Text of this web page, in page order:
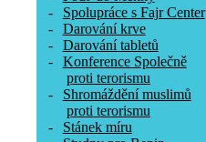
-
Spolupráce s Fajr Center
-
Darování krve
-
Darování tabletů
-
Konference Společně
proti terorismu
-
Shromáždění muslimů
proti terorismu
-
Stánek míru